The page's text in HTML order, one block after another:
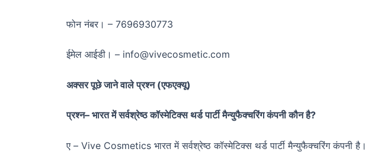
फोन नंबर। – 7696930773
ईमेल आईडी। – info@vivecosmetic.com
अक्सर पूछे जाने वाले प्रश्न (एफएक्यू)
प्रश्न– भारत में सर्वश्रेष्ठ कॉस्मेटिक्स थर्ड पार्टी मैन्युफैक्चरिंग कंपनी कौन है?
ए – Vive Cosmetics भारत में सर्वश्रेष्ठ कॉस्मेटिक्स थर्ड पार्टी मैन्युफैक्चरिंग कंपनी है।